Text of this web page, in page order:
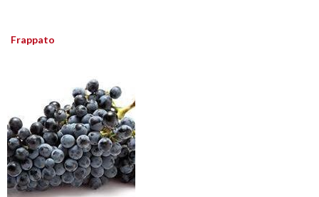
Frappato